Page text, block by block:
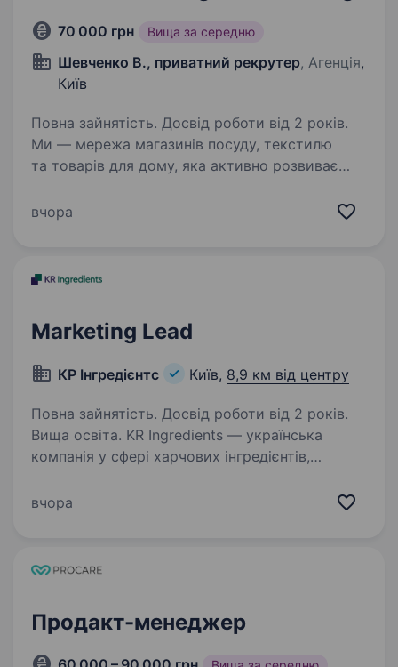
70 000 грн Вища за середню
Шевченко В., приватний рекрутер, Агенція,
Київ
Повна зайнятість. Досвід роботи від 2 років.
Ми — мережа магазинів посуду, текстилю
та товарів для дому, яка активно розвиває
етапу масштабування. Саме тому шукаємо
вчора
Marketing Lead
КР Інгредієнтс Київ, 8,9 км від центру
Повна зайнятість. Досвід роботи від 2 років.
Вища освіта. KR Ingredients — українська
компанія у сфері харчових інгредієнтів,
для бізнесу. Ми розвиваємо власні бренди:
вчора
Продакт-менеджер